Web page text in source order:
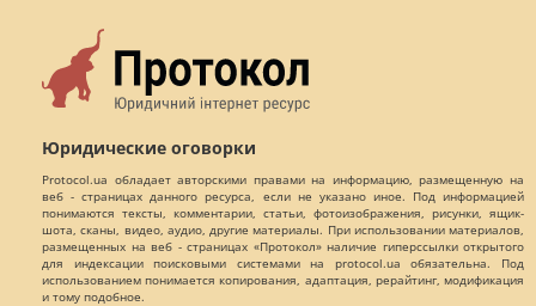
Юридические оговорки
Protocol.ua обладает авторскими правами на информацию, размещенную на
веб - страницах данного ресурса, если не указано иное. Под информацией
понимаются тексты, комментарии, статьи, фотоизображения, рисунки, ящик-
шота, сканы, видео, аудио, другие материалы. При использовании материалов,
размещенных на веб - страницах «Протокол» наличие гиперссылки открытого
для индексации поисковыми системами на protocol.ua обязательна. Под
использованием понимается копирования, адаптация, рерайтинг, модификация
и тому подобное.